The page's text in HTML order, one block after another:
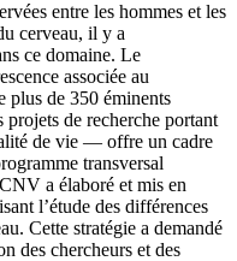
entre les hommes et les
cerveau, il y a
ce domaine. Le
associée au
de 350 éminents
de recherche portant
de vie — offre un cadre
transversal
a élaboré et mis en
l’étude des différences
Cette stratégie a demandé
des chercheurs et des